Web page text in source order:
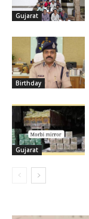
Gujarat
Birthday
Gujarat